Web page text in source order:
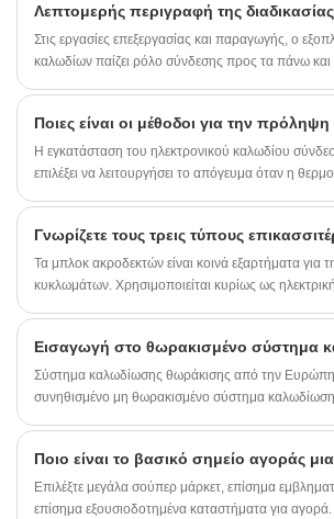
περιβλήματα πτύχωσης
υποδοχής Micro-Fit 3,00 mm
κλείδωμα για ασφαλείς
αναντιστοιχιών. Επιπλέον,
βύσματος της σειράς
αριθμός ανταλλακτικού
αυτιά τοποθέτησης για
τοποθέτησης σε πάνελ. . Το
επαφές πείρου πτύχωσης
Στις εργασίες επεξεργασίας και παραγωγής, ο
καλωδίων παίζει ρόλο σύνδεσης προς τα πάνω και
χρησιμοποιηθεί σε πολλές βιομηχανίες. Στην
διάταξη σύνδεσης. Η πλεξούδα καλωδίωσης
και διορθώνεται, ενώ στη διαδικασία μπορεί να
Η εγκατάσταση του ηλεκτρονικού καλωδίου
επιλέξει να λειτουργήσει το απόγευμα όταν η
Γνωρίζετε τους τρεις τύπους
Τα μπλοκ ακροδεκτών είναι κοινά εξαρτήματα για
κυκλωμάτων. Χρησιμοποιείται κυρίως ως
αποτρέψει την παραμόρφωση του σήματος και την
μεταξύ των συστημάτων.
Εισαγωγή στο θωρακισμένο σύστημα
Σύστημα καλωδίωσης θωράκισης από την Ευρώπη,
συνηθισμένο μη θωρακισμένο σύστημα
Ποιο είναι το βασικό σημείο αγοράς
Επιλέξτε μεγάλα σούπερ μάρκετ, επίσημα
επίσημα εξουσιοδοτημένα καταστήματα για αγορά.